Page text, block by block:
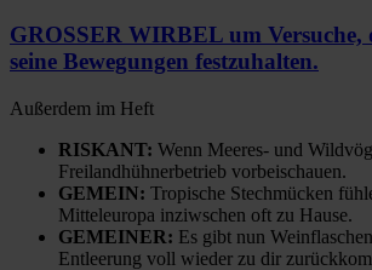
GROSSER WIRBEL um Versuche,
seine Bewegungen festzuhalten.
Außerdem im Heft
RISKANT: Wenn Meeres- und
Freilandhühnerbetrieb vorbeischauen.
GEMEIN: Tropische Stechmücken
Mitteleuropa inziwschen oft zu Hause.
GEMEINER: Es gibt nun
Entleerung voll wieder zu dir